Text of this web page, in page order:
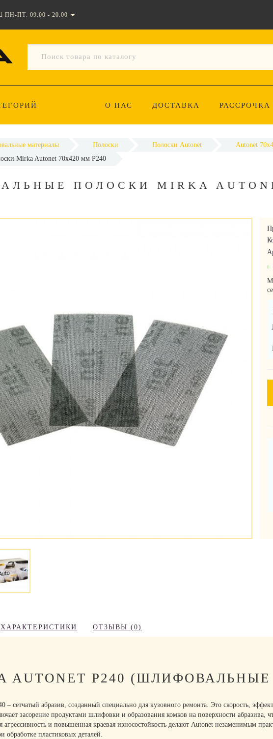
ПН-ПТ: 09:00 - 20:00
О НАС ДОСТАВКА РАССРОЧКА
материалы Полоски Полоски Autonet
Autonet
Mirka Autonet 70х420 мм P240
ПОЛОСКИ MIRKA
ХАРАКТЕРИСТИКИ ОТЗЫВЫ (0)
AUTONET P240
– сетчатый абразив, созданный специально для кузовного ремонта. Это скорость,
засорение продуктами шлифовки и образования комков на поверхности абразива,
агрессивность и повышенная краевая износостойкость делают Autonet незаменимым
обработке пластиковых деталей.